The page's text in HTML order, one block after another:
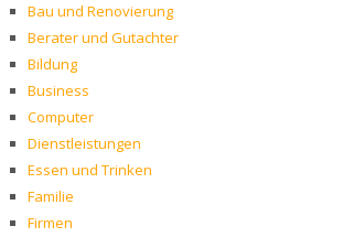
Bau und Renovierung
Berater und Gutachter
Bildung
Business
Computer
Dienstleistungen
Essen und Trinken
Familie
Firmen